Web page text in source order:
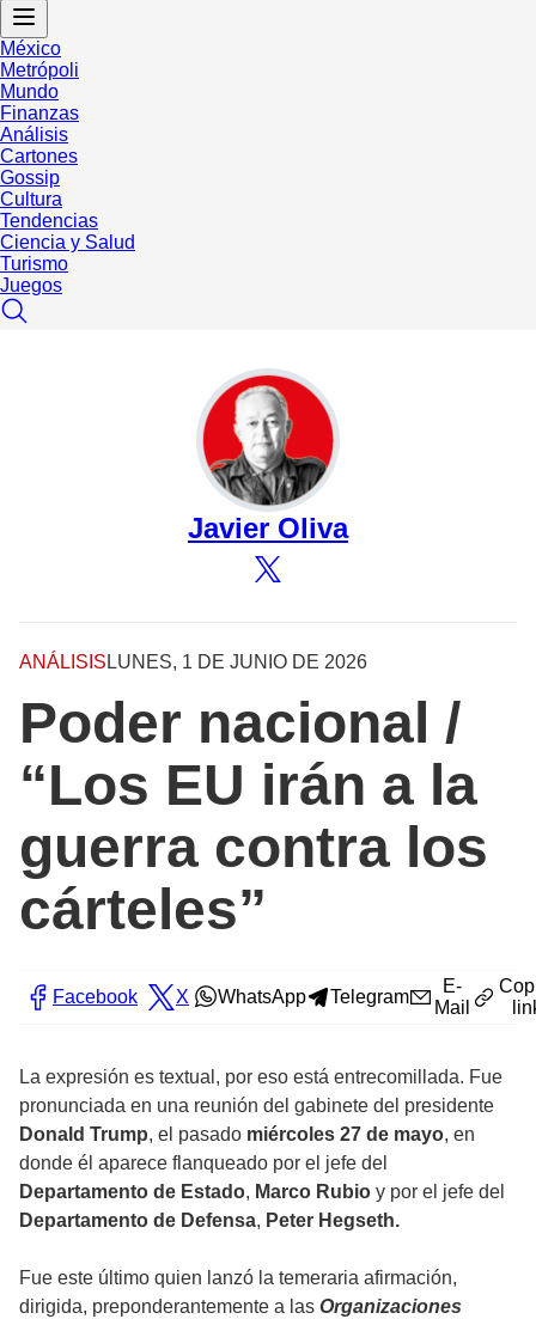
México
Metrópoli
Mundo
Finanzas
Análisis
Cartones
Gossip
Cultura
Tendencias
Ciencia y Salud
Turismo
Juegos
Javier Oliva
ANÁLISIS LUNES, 1 DE JUNIO DE 2026
Poder nacional /
“Los EU irán a la
guerra contra los
cárteles”
Facebook X WhatsApp Telegram
E-
Mail
La expresión es textual, por eso está entrecomillada. Fue
pronunciada en una reunión del gabinete del presidente
Donald Trump, el pasado miércoles 27 de mayo, en
donde él aparece flanqueado por el jefe del
Departamento de Estado, Marco Rubio y por el jefe del
Departamento de Defensa, Peter Hegseth.
Fue este último quien lanzó la temeraria afirmación,
dirigida, preponderantemente a las Organizaciones